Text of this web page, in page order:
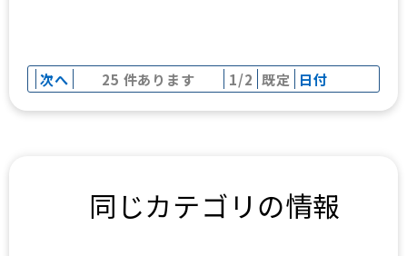
次へ 25 件あります 1/2 既定 日付
同じカテゴリの情報